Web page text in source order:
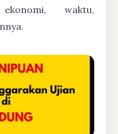
waktu,